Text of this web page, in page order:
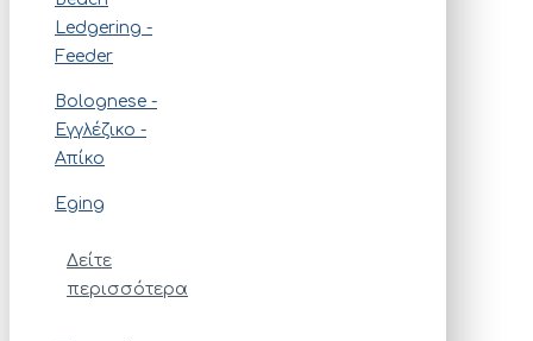
Ledgering -
Feeder
Bolognese -
Εγγλέζικο -
Απίκο
Eging
Δείτε
περισσότερα